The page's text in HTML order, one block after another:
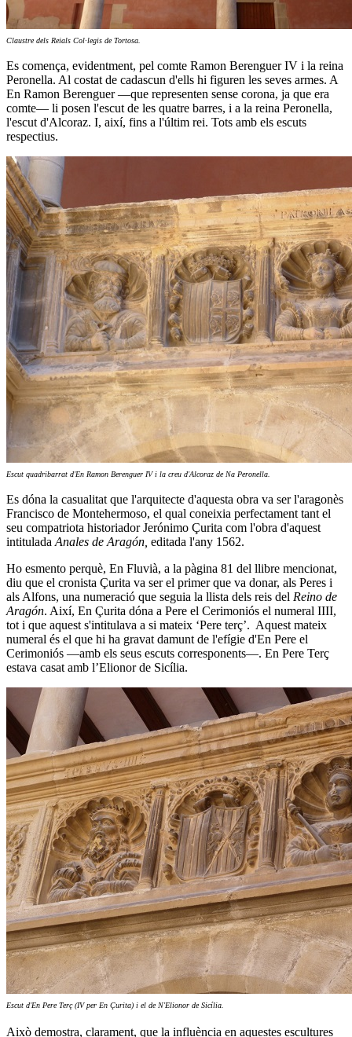
Claustre dels Reials Col·legis de Tortosa.
Es comença, evidentment, pel comte Ramon Berenguer IV i la reina
Peronella. Al costat de cadascun d'ells hi figuren les seves armes. A
En Ramon Berenguer —que representen sense corona, ja que era
comte— li posen l'escut de les quatre barres, i a la reina Peronella,
l'escut d'Alcoraz. I, així, fins a l'últim rei. Tots amb els escuts
respectius.
Escut quadribarrat d'En Ramon Berenguer IV i la creu d'Alcoraz de Na Peronella.
Es dóna la casualitat que l'arquitecte d'aquesta obra va ser l'aragonès
Francisco de Montehermoso, el qual coneixia perfectament tant el
seu compatriota historiador Jerónimo Çurita com l'obra d'aquest
intitulada Anales de Aragón, editada l'any 1562.
Ho esmento perquè, En Fluvià, a la pàgina 81 del llibre mencionat,
diu que el cronista Çurita va ser el primer que va donar, als Peres i
als Alfons, una numeració que seguia la llista dels reis del Reino de
Aragón. Així, En Çurita dóna a Pere el Cerimoniós el numeral IIII,
tot i que aquest s'intitulava a si mateix ‘Pere terç’. Aquest mateix
numeral és el que hi ha gravat damunt de l'efígie d'En Pere el
Cerimoniós —amb els seus escuts corresponents—. En Pere Terç
estava casat amb l’Elionor de Sicília.
Escut d'En Pere Terç (IV per En Çurita) i el de N'Elionor de Sicília.
Això demostra, clarament, que la influència en aquestes escultures